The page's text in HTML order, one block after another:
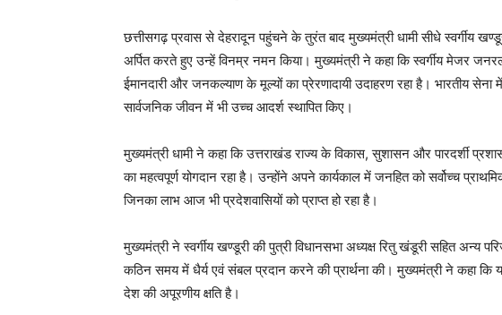
छत्तीसगढ़ प्रवास से देहरादून पहुंचने के तुरंत बाद मुख्यमंत्री धामी सीधे स्वर्गीय
अर्पित करते हुए उन्हें विनम्र नमन किया। मुख्यमंत्री ने कहा कि स्वर्गीय मेजर
ईमानदारी और जनकल्याण के मूल्यों का प्रेरणादायी उदाहरण रहा है। भारतीय
सार्वजनिक जीवन में भी उच्च आदर्श स्थापित किए।
मुख्यमंत्री धामी ने कहा कि उत्तराखंड राज्य के विकास, सुशासन और पारदर्शी
का महत्वपूर्ण योगदान रहा है। उन्होंने अपने कार्यकाल में जनहित को सर्वोच्च
जिनका लाभ आज भी प्रदेशवासियों को प्राप्त हो रहा है।
मुख्यमंत्री ने स्वर्गीय खण्डूरी की पुत्री विधानसभा अध्यक्ष रितु खंडूरी सहित अन्य
कठिन समय में धैर्य एवं संबल प्रदान करने की प्रार्थना की। मुख्यमंत्री ने कहा कि
देश की अपूरणीय क्षति है।